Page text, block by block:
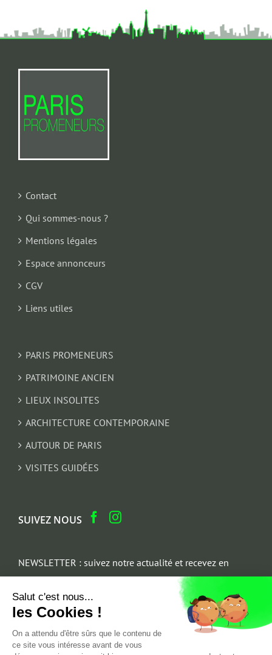
Contact
Qui sommes-nous ?
Mentions légales
Espace annonceurs
CGV
Liens utiles
PARIS PROMENEURS
PATRIMOINE ANCIEN
LIEUX INSOLITES
ARCHITECTURE CONTEMPORAINE
AUTOUR DE PARIS
VISITES GUIDÉES
SUIVEZ NOUS
NEWSLETTER : suivez notre actualité et recevez en
cadeau un parcours architectural du Marais
Email
Salut c'est nous...
les Cookies !
On a attendu d'être sûrs que le contenu de
ce site vous intéresse avant de vous